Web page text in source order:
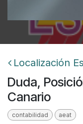
Localización
Duda,
Canario
contabilidad aeat